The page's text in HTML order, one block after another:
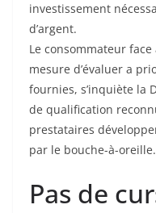
investissement
d’argent.
Le consommateur
mesure d’évaluer a
fournies, s’inquiète la
de qualification
prestataires
par le bouche-à-oreille.
Pas de